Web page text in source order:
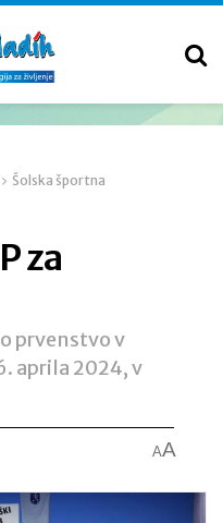
Šolska športna
za
prvenstvo v
aprila 2024, v
AA